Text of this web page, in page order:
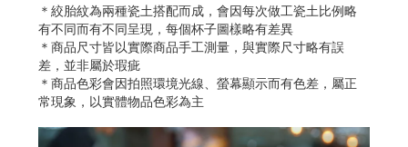
＊絞胎紋為兩種瓷土搭配而成，會因每次做工瓷土比例略
有不同而有不同呈現，每個杯子圖樣略有差異
＊商品尺寸皆以實際商品手工測量，與實際尺寸略有誤
差，並非屬於瑕疵
＊商品色彩會因拍照環境光線、螢幕顯示而有色差，屬正
常現象，以實體物品色彩為主